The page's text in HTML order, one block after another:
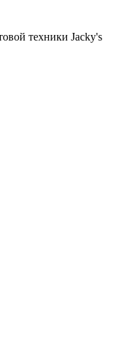
техники Jacky's